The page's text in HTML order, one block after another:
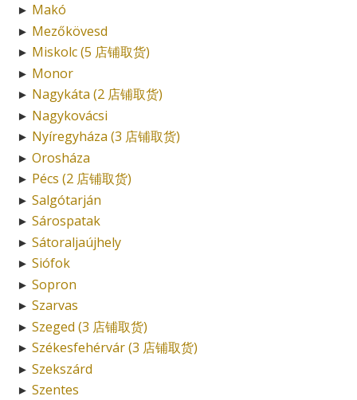
► Makó
► Mezőkövesd
► Miskolc (5 店铺取货)
► Monor
► Nagykáta (2 店铺取货)
► Nagykovácsi
► Nyíregyháza (3 店铺取货)
► Orosháza
► Pécs (2 店铺取货)
► Salgótarján
► Sárospatak
► Sátoraljaújhely
► Siófok
► Sopron
► Szarvas
► Szeged (3 店铺取货)
► Székesfehérvár (3 店铺取货)
► Szekszárd
► Szentes